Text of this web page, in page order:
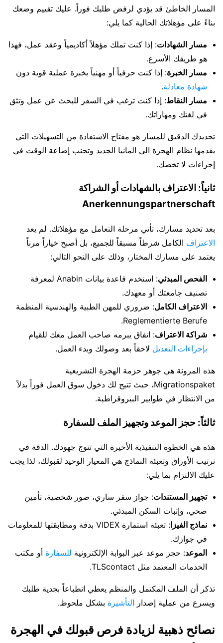
المسار الخاطئ قد يؤدي لرفض طلبك فوراً. عليك تقييم وضعك
بناءً على مؤهلاتك الحالية كما يلي:
مسار الشهادات: إذا كنت تملك مؤهلاً أكاديمياً وعقد عمل، فهذا
هو طريقك الأسرع.
مسار الخبرة: إذا كنت حرفياً أو مهنياً بخبرة عملية قوية دون
شهادة معادلة.
مسار النقاط: إذا كنت ترغب في السفر للبحث عن عمل وتثق
في لغتك ومهاراتك.
تحديدك الدقيق للمسار هو مفتاح الاستفادة من التسهيلات التي
يقدمها نظام الهجرة الى المانيا الجديد وتجنب إضاعة الوقت في
إجراءات لا تخصك.
ثانياً: الاعتراف بالشهادات أو الشراكة
Anerkennungspartnerschaft
بعد تحديد مسارك، تأتي مرحلة التعامل مع مؤهلاتك. لم يعد
الاعتراف الكامل شرطاً مسبقاً للجميع، بل أصبح خياراً مرناً
يعتمد على مسارك المختار، وذلك على النحو التالي:
الفحص المبدئي
: استخدم قاعدة بيانات Anabin لمعرفة
تصنيف جامعتك أو معهدك.
الاعتراف الكامل: ضروري للمهن الطبية والهندسية المنظمة
Reglementierte Berufe.
شراكة الاعتراف: اتفاق يبرمه صاحب العمل معك للقيام
بإجراءات التعديل لاحقاً بعد وصولك وبدء العمل.
هذه المرونة هي جوهر حزمة الهجرة التشريعية
Migrationspaket، حيث تتيح لك دخول سوق العمل فوراً بدلاً
من الانتظار في طوابير البيروقراطية.
ثالثاً: حجز الموعد وتجهيز الملف للسفارة
هذه هي الخطوة التنفيذية الأخيرة التي تتوج جهودك. الدقة في
ترتيب الأوراق وتعبئة النماذج هي المعيار الوحيد لقبولك، لذا يجب
عليك الالتزام بما يلي:
تجهيز المستندات: جواز سفر ساري، صور شخصية، تأمين
صحي، وإثبات السكن المبدئي.
نماذج الفيزا
: تعبئة استمارة VIDEX بدقة ومطابقتها للمعلومات
في جوازك.
الموعد: حجز موعد عبر البوابة الإلكترونية للسفارة أو مكتب
الخدمات المعتمد مثل TLScontact.
تذكر أن الملف المكتمل والمنظم يعطي انطباعاً بجدية طلبك
ويسرع من عملية إصدار التأشيرة بشكل ملحوظ.
نصائح ذهبية لزيادة فرص قبولك في الهجرة